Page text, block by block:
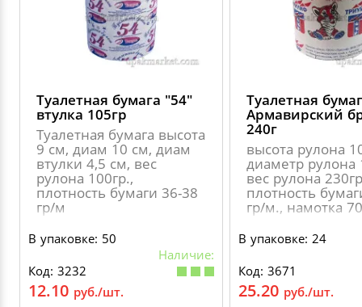
ПАКЕТЫ СЛАЙДЕРЫ И ЗИПЛОКИ ( ZIP
ПАКЕТЫ ПОЛИПРОПИЛЕНОВЫЕ
ПАКЕТЫ С ПЕТЛЕВЫМИ РУЧКАМИ
ПАКЕТЫ С ВЫРУБНЫМИ РУЧКАМИ
ПЛАСТИКОВЫЕ И БУМАЖНЫЕ ПАКЕТЫ
КУРЬЕРСКИЕ И ПОЧТОВЫЕ ПАКЕТЫ
ДЕКОРАТИВНЫЕ УКРАШЕНИЯ
УПАКОВКА ДЛЯ ТОРТОВ
УПАКОВКА ДЛЯ ЯИЦ
ВАТНО-БУМАЖНАЯ ПРОДУКЦИЯ
САЛФЕТКИ, ПОЛОТЕНЦА
САЛФЕТКИ ВЛАЖНЫЕ
ТУАЛЕТНАЯ БУМАГА
ИЗОЛЕНТЫ
КРЕППИРОВАННЫЕ ЛЕНТЫ
СКЛАДСКАЯ УПАКОВКА
СТИРАЛЬНЫЕ ПОРОШКИ
КОНДИЦИОНЕРЫ ДЛЯ БЕЛЬЯ
СРЕДСТВА ДЛЯ УБОРКИ И ЧИСТКИ
СРЕДСТВА ДЛЯ МЫТЬЯ ПОСУДЫ
НИКА
СИНЕРГЕТИК
Туалетная бумага "54"
втулка 105гр
Туалетная бумага высота
9 см, диам 10 см, диам
втулки 4,5 см, вес
рулона 100гр.,
плотность бумаги 36-38
гр/м
В упаковке: 50
Наличие:
Код: 3232
12.10 руб./шт.
Туалетная
Армавирский
240г
высота рулона
диаметр
вес рулона
плотность
гр/м., намотка
В упаковке: 24
Код: 3671
25.20 руб./шт.